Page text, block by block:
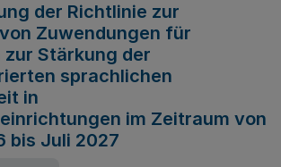
der Richtlinie zur
Zuwendungen für
zur Stärkung der
sprachlichen
in
im Zeitraum von
bis Juli 2027